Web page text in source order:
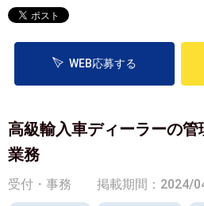
WEB応募する
高級輸入車ディーラーの
業務
受付・事務 掲載期間：2024/